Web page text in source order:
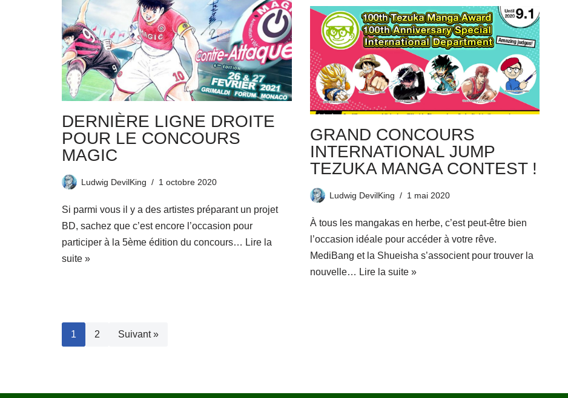
DERNIÈRE LIGNE DROITE
POUR LE CONCOURS
MAGIC
Ludwig DevilKing 1 octobre 2020
Si parmi vous il y a des artistes préparant un projet
BD, sachez que c’est encore l’occasion pour
participer à la 5ème édition du concours… Lire la
suite »
GRAND CONCOURS
INTERNATIONAL JUMP
TEZUKA MANGA CONTEST !
Ludwig DevilKing 1 mai 2020
À tous les mangakas en herbe, c’est peut-être bien
l’occasion idéale pour accéder à votre rêve.
MediBang et la Shueisha s’associent pour trouver la
nouvelle… Lire la suite »
1 2 Suivant »